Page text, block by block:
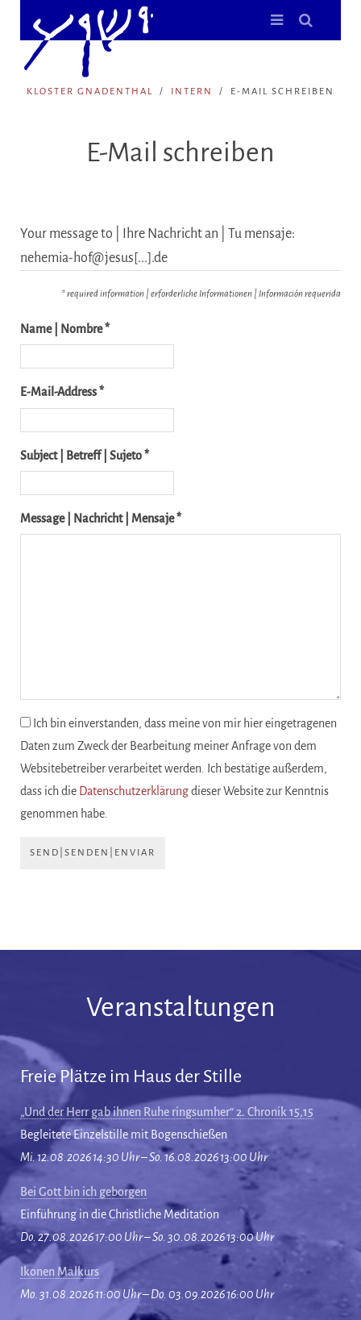
KLOSTER GNADENTHAL INTERN E-MAIL SCHREIBEN
E-Mail schreiben
Your message to | Ihre Nachricht an | Tu mensaje:
nehemia-hof@jesus[...].de
* required information | erforderliche Informationen | Información requerida
Name | Nombre *
E-Mail-Address *
Subject | Betreff | Sujeto *
Message | Nachricht | Mensaje *
Ich bin einverstanden, dass meine von mir hier eingetragenen
Daten zum Zweck der Bearbeitung meiner Anfrage von dem
Websitebetreiber verarbeitet werden. Ich bestätige außerdem,
dass ich die Datenschutzerklärungdieser Website zur Kenntnis
genommen habe.
SEND|SENDEN|ENVIAR
Veranstaltungen
Freie Plätze im Haus der Stille
„Und der Herr gab ihnen Ruhe ringsumher“ 2. Chronik 15,15
Begleitete Einzelstille mit Bogenschießen
Mi. 12.08.2026 14:30 Uhr – So. 16.08.2026 13:00 Uhr
Bei Gott bin ich geborgen
Einführung in die Christliche Meditation
Do. 27.08.2026 17:00 Uhr – So. 30.08.2026 13:00 Uhr
Ikonen Malkurs
Mo. 31.08.2026 11:00 Uhr – Do. 03.09.2026 16:00 Uhr